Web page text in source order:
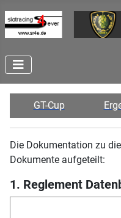
GT-Cup
Die Dokumentation zu
Dokumente aufgeteilt:
1. Reglement